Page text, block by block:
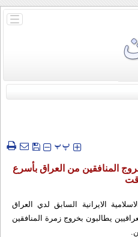
باز
‍‍‍ پپ
المنافقين من العراق بأسرع
الايرانية السابق لدي العراق
يطالبون بخروج زمرة المنافقين